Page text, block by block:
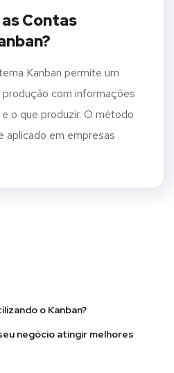
Contas
Kanban permite um
com informações
o que produzir. O método
aplicado em empresas
o Kanban?
negócio atingir melhores